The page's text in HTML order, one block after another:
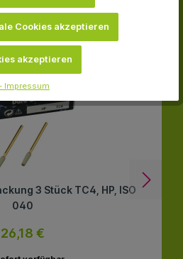
3 Stück TC4, HP, ISO
040
26,18 €
Cookies akzeptieren
akzeptieren
Impressum